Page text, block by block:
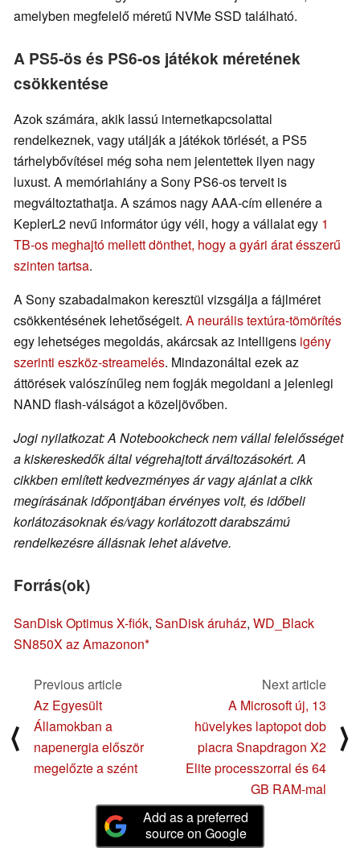
amelyben megfelelő méretű NVMe SSD található.
A PS5-ös és PS6-os játékok méretének
csökkentése
Azok számára, akik lassú internetkapcsolattal
rendelkeznek, vagy utálják a játékok törlését, a PS5
tárhelybővítései még soha nem jelentettek ilyen nagy
luxust. A memóriahiány a Sony PS6-os terveit is
megváltoztathatja. A számos nagy AAA-cím ellenére a
KeplerL2 nevű informátor úgy véli, hogy a vállalat egy 1
TB-os meghajtó mellett dönthet, hogy a gyári árat ésszerű
szinten tartsa.
A Sony szabadalmakon keresztül vizsgálja a fájlméret
csökkentésének lehetőségeit. A neurális textúra-tömörítés
egy lehetséges megoldás, akárcsak az intelligens igény
szerinti eszköz-streamelés. Mindazonáltal ezek az
áttörések valószínűleg nem fogják megoldani a jelenlegi
NAND flash-válságot a közeljövőben.
Jogi nyilatkozat: A Notebookcheck nem vállal felelősséget
a kiskereskedők által végrehajtott árváltozásokért. A
cikkben említett kedvezményes ár vagy ajánlat a cikk
megírásának időpontjában érvényes volt, és időbeli
korlátozásoknak és/vagy korlátozott darabszámú
rendelkezésre állásnak lehet alávetve.
Forrás(ok)
SanDisk Optimus X-fiók, SanDisk áruház, WD_Black
SN850X az Amazonon
⟨
Previous article
Az Egyesült
Államokban a
napenergia először
megelőzte a szént
Next article
A Microsoft új, 13
hüvelykes laptopot dob
piacra Snapdragon X2
Elite processzorral és 64
GB RAM-mal
⟩
Add as a preferred
source on Google